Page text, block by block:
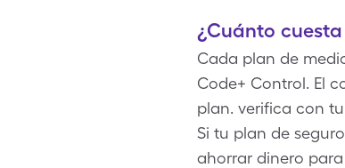
¿Cuánto
Cada plan de
Code+ Control. El
plan. verifica con
Si tu plan de
ahorrar dinero